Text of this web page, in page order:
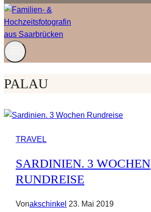
PALAU
TRAVEL
SARDINIEN. 3 WOCHEN
RUNDREISE
Vonakschinkel 23. Mai 2019